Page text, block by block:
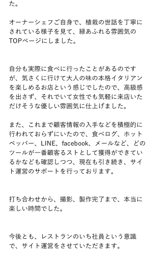
た。
オーナーシェフご自身で、植栽の世話を丁寧に
されている様子を見て、緑あふれる雰囲気の
TOPページにしました。
自分も実際に食べに行ったことがあるのです
が、気さくに行けて大人の味の本格イタリアン
を楽しめるお店という感じでしたので、高級感
を出さず、それでいて女性でも気軽に来店いた
だけそうな優しい雰囲気に仕上げました。
また、これまで顧客情報の入手などを積極的に
行われておらずにいたので、食べログ、ホット
ペッパー、LINE、facebook、メールなど、どの
ツールが一番顧客るストとして獲得ができてい
るかなども確認しつつ、現在も引き続き、サイ
ト運営のサポートを行っております。
打ち合わせから、撮影、製作完了まで、本当に
楽しい時間でした。
今後とも、レストランのいち社員という意識
で、サイト運営をさせていただきます。